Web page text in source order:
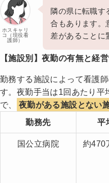
ホスキャリ
コ（現役看
護師）
隣の県に転職す
合もあります。
差があることに
【施設別】夜勤の有無と経
勤務する施設によって看護
す。夜勤手当は1回あたり平
で、
夜勤がある施設とない
勤務先
平
国公立病院
約470